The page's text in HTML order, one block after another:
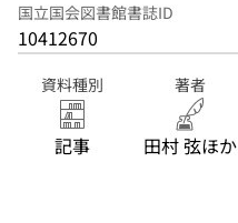
国立国会図書館書誌ID
10412670
資料種別
記事
著者
田村 弦ほか